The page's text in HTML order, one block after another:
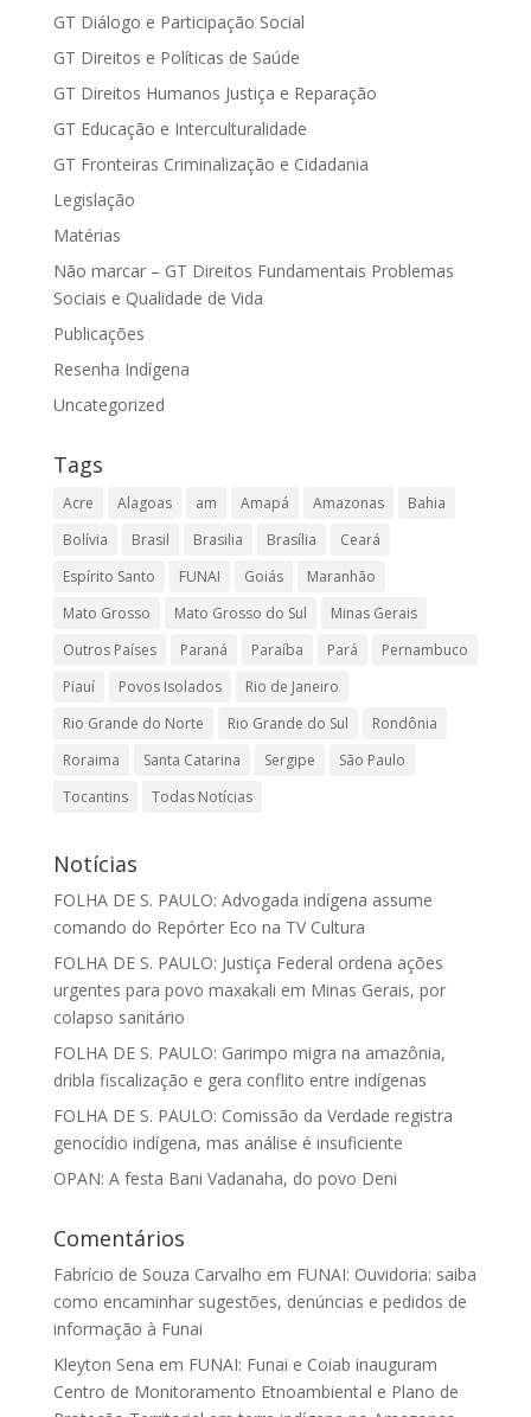
GT Diálogo e Participação Social
GT Direitos e Políticas de Saúde
GT Direitos Humanos Justiça e Reparação
GT Educação e Interculturalidade
GT Fronteiras Criminalização e Cidadania
Legislação
Matérias
Não marcar – GT Direitos Fundamentais Problemas
Sociais e Qualidade de Vida
Publicações
Resenha Indígena
Uncategorized
Tags
Acre Alagoas am Amapá Amazonas
Bahia
Bolívia
Brasil Brasilia Brasília
Ceará
Espírito Santo
FUNAI Goiás
Maranhão
Mato Grosso
Mato Grosso do Sul
Minas Gerais
Outros Países
Paraná Paraíba Pará
Pernambuco
Piauí
Povos Isolados
Rio de Janeiro
Rio Grande do Norte
Rio Grande do Sul
Rondônia
Roraima
Santa Catarina Sergipe
São Paulo
Tocantins
Todas Notícias
Notícias
FOLHA DE S. PAULO: Advogada indígena assume
comando do Repórter Eco na TV Cultura
FOLHA DE S. PAULO: Justiça Federal ordena ações
urgentes para povo maxakali em Minas Gerais, por
colapso sanitário
FOLHA DE S. PAULO: Garimpo migra na amazônia,
dribla fiscalização e gera conflito entre indígenas
FOLHA DE S. PAULO: Comissão da Verdade registra
genocídio indígena, mas análise é insuficiente
OPAN: A festa Bani Vadanaha, do povo Deni
Comentários
Fabrício de Souza Carvalho em FUNAI: Ouvidoria: saiba
como encaminhar sugestões, denúncias e pedidos de
informação à Funai
Kleyton Sena em FUNAI: Funai e Coiab inauguram
Centro de Monitoramento Etnoambiental e Plano de